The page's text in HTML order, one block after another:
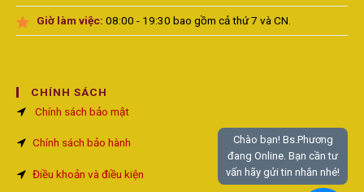
Giờ làm việc: 08:00 - 19:30 bao gồm cả thứ 7 và CN.
CHÍNH SÁCH
Chính sách bảo mật
Chính sách bảo hành
Điều khoản và điều kiện
Chào bạn! Bs.Phương
đang Online. Bạn cần tư
vấn hãy gửi tin nhắn nhé!